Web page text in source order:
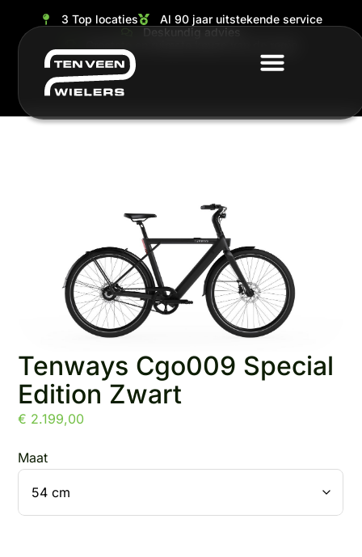
3 Top locaties
Al 90 jaar uitstekende service
Deskundig advies
Tenways Cgo009 Special
Edition Zwart
€ 2.199,00
Maat